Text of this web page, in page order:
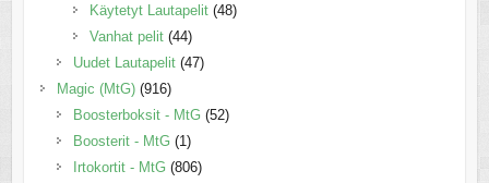
Käytetyt Lautapelit (48)
Vanhat pelit (44)
Uudet Lautapelit (47)
Magic (MtG) (916)
Boosterboksit - MtG (52)
Boosterit - MtG (1)
Irtokortit - MtG (806)